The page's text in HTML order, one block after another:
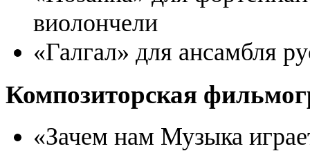
виолончели
«Галгал» для ансамбля
Композиторская
«Зачем нам Музыка